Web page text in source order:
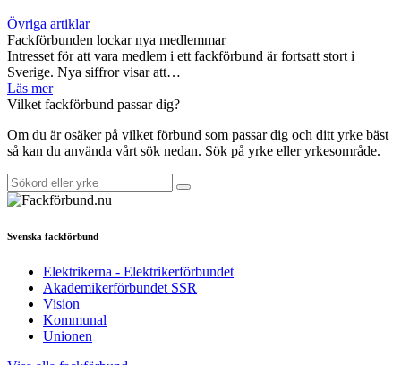
Övriga artiklar
Fackförbunden lockar nya medlemmar
Intresset för att vara medlem i ett fackförbund är fortsatt stort i
Sverige. Nya siffror visar att…
Läs mer
Vilket fackförbund passar dig?
Om du är osäker på vilket förbund som passar dig och ditt yrke bäst
så kan du använda vårt sök nedan. Sök på yrke eller yrkesområde.
Svenska fackförbund
Elektrikerna - Elektrikerförbundet
Akademikerförbundet SSR
Vision
Kommunal
Unionen